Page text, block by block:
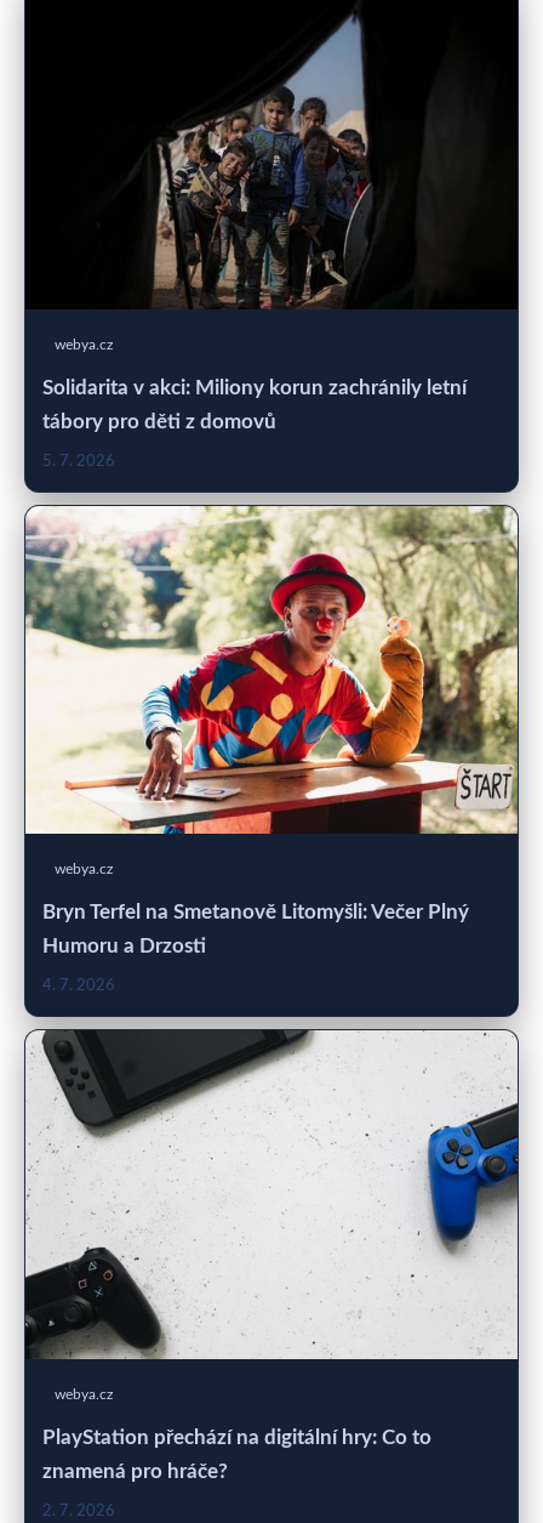
webya.cz
Solidarita v akci: Miliony korun zachránily letní
tábory pro děti z domovů
5. 7. 2026
webya.cz
Bryn Terfel na Smetanově Litomyšli: Večer Plný
Humoru a Drzosti
4. 7. 2026
webya.cz
PlayStation přechází na digitální hry: Co to
znamená pro hráče?
2. 7. 2026